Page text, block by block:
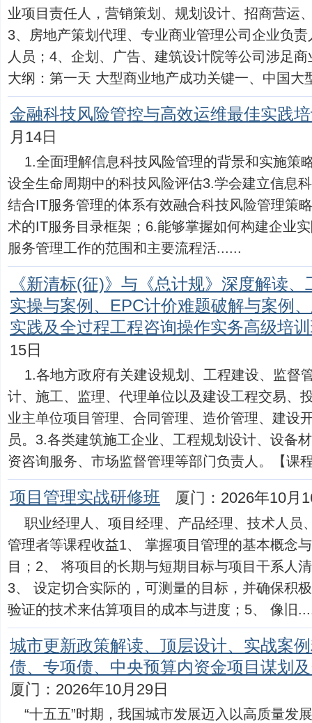
业项目责任人，营销策划、规划设计、招商营运
3、房地产策划代理、专业商业管理公司企业负
人员；4、企划、广告、建筑设计院等公司涉足
大纲：第一天 大型商业地产成功关键一、中国大
金融科技风险管控与高效运维最佳实践
月14日
1.全面理解信息科技风险管理的背景和实施策
设全生命周期中的科技风险评估3.学会建立信息
结合IT服务管理的体系有效融合科技风险管理策
术的IT服务目录框架；6.能够掌握如何构建企业
服务管理工作的范围和主要流程活......
《新清标(征)》与《总计规》深度解读
实操与案例、EPC计价难题破解与案例
实践及全过程工程咨询操作实务高级培
15日
1.各地方政府有关建设规划、工程建设、监督
计、施工、监理、代理单位以及建设工程交易、
业主单位项目管理、合同管理、造价管理、建设
员。3.各类建筑施工企业、工程规划设计、设备
资咨询服务、市场监督管理等部门负责人。【课
项目管理实战研修班 厦门：2026年10月
职业经理人、项目经理、产品经理、技术人员
管理者等课程收益1、 掌握项目管理的基本概念
目；2、 将项目的长期与短期目标与项目干系人
3、 设定切合实际的，可测量的目标，并确保积
验证的技术来估算项目的成本与进度；5、 像旧
城市更新政策解读、顶层设计、实战案
债、专项债、中央预算内资金项目谋划
厦门：2026年10月29日
“十五五”时期，我国城市发展迈入以高质量发